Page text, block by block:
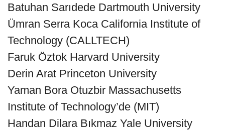
Batuhan Sarıdede Dartmouth University
Ümran Serra Koca California Institute of
Technology (CALLTECH)
Faruk Öztok Harvard University
Derin Arat Princeton University
Yaman Bora Otuzbir Massachusetts
Institute of Technology’de (MIT)
Handan Dilara Bıkmaz Yale University